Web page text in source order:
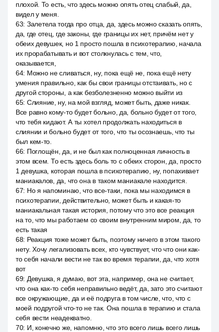
плохой. То есть, что здесь можно опять отец слабый, да,
видел у меня.
63: Залетела тогда про отца, да, здесь можно сказать опять,
да, где отец, где законы, где границы их нет, причём нет у
обеих девушек, но 1 просто пошла в психотерапию, начала
их прорабатывать и вот столкнулась с тем, что,
оказывается,
64: Можно не сливаться, ну, пока ещё не, пока ещё нету
умения правильно, как бы свои границы отстаивать, но с
другой стороны, а как безболезненно можно выйти из
65: Слияние, ну, на мой взгляд, может быть, даже никак.
Все равно кому-то будет больно, да, больно будет от того,
что тебя кидают. А ты хотел продолжать находиться в
слиянии и больно будет от того, что ты осознаешь, что ты
был кем-то.
66: Поглощён, да, и не был как полноценная личность в
этом всем. То есть здесь боль то с обеих сторон, да, просто
1 девушка, которая пошла в психотерапию, ну, попахивает
маниакалов, да, что она в таком маниакале находится.
67: Но я напоминаю, что все-таки, пока мы находимся в
психотерапии, действительно, может быть и какая-то
маниакальная такая история, потому что это все реакция
на то, что мы работаем со своим внутренним миром, да, то
есть такая
68: Реакция тоже может быть, поэтому ничего в этом такого
нету. Хочу легализовать всех, кто чувствует, что что они как-
то себя начали вести не так во время терапии, да, что хотя
вот
69: Девушка, я думаю, вот эта, например, она не считает,
что она как-то себя неправильно ведёт, да, зато это считают
все окружающие, да и её подруга в том числе, что, что с
моей подругой что-то не так. Она пошла в терапию и стала
себя вести неадекватно.
70: И, конечно же, напомню, что это всего лишь всего лишь